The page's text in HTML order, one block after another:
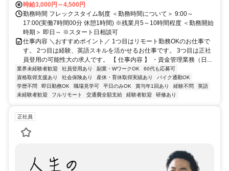
時給3,000円～4,500円
勤務時間 フレックスタイム制度 ＜勤務時間について＞ 9:00～
17:00(実働7時間00分 休憩1時間) ※残業月5～10時間程度 ＜勤務開始
時期＞ 即日～ ※スタート日相談可
仕事内容 ＼おすすめポイント／ 1つ目はリモート勤務OKのお仕事で
す。 2つ目は経験、英語スキルを活かせるお仕事です。 3つ目は正社
員登用の可能性大の求人です。 【 仕事内容 】 ・資金管理業務（日...
業界未経験者歓迎 社員登用あり 副業・WワークOK
60代も応募可
資格取得支援あり
社会保険あり 産休・育休取得実績あり
バイク通勤OK
学歴不問
即日勤務OK 職場見学可 平日のみOK 賞与年1回あり 経験不問
英語
未経験者歓迎
フルリモート 交通費全額支給 経験者歓迎 研修あり
正社員